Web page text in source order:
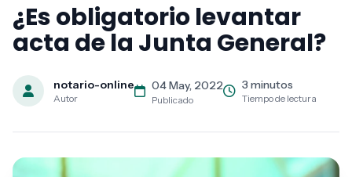
¿Es obligatorio levantar
acta de la Junta General?
notario-online
Autor
04 May, 2022
Publicado
3 minutos
Tiempo de lectura